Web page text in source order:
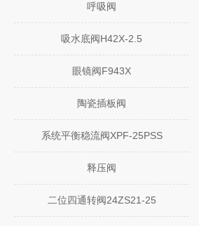
呼吸阀
吸水底阀H42X-2.5
眼镜阀F943X
陶瓷插板阀
系统平衡稳流阀XPF-25PSS
释压阀
二位四通转阀24ZS21-25